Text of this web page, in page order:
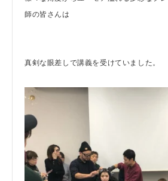
師の皆さんは
真剣な眼差しで講義を受けていました。